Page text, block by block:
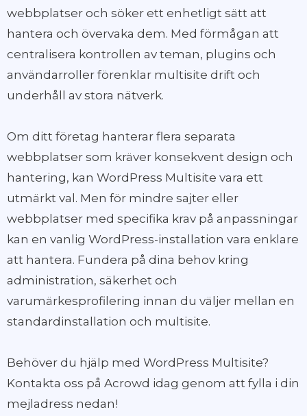
webbplatser och söker ett enhetligt sätt att
hantera och övervaka dem. Med förmågan att
centralisera kontrollen av teman, plugins och
användarroller förenklar multisite drift och
underhåll av stora nätverk.
Om ditt företag hanterar flera separata
webbplatser som kräver konsekvent design och
hantering, kan WordPress Multisite vara ett
utmärkt val. Men för mindre sajter eller
webbplatser med specifika krav på anpassningar
kan en vanlig WordPress-installation vara enklare
att hantera. Fundera på dina behov kring
administration, säkerhet och
varumärkesprofilering innan du väljer mellan en
standardinstallation och multisite.
Behöver du hjälp med WordPress Multisite?
Kontakta oss på Acrowd idag genom att fylla i din
mejladress nedan!